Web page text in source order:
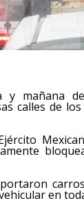
y mañana
calles de
en